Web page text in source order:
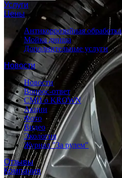
Услуги
Цены
Антикоррозийная обработка
Мойка днища
Дополнительные услуги
Новости
Новости
Вопрос-ответ
СМИ о KROWN
Акции
Фото
Видео
Экология
Журнал "За рулем"
Отзывы
Компания